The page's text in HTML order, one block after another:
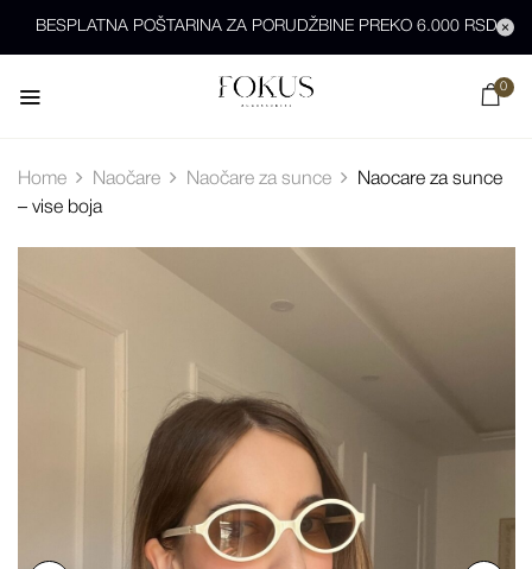
BESPLATNA POŠTARINA ZA PORUDŽBINE PREKO 6.000 RSD
0
Home Naočare Naočare za sunce
Naocare za sunce
– vise boja